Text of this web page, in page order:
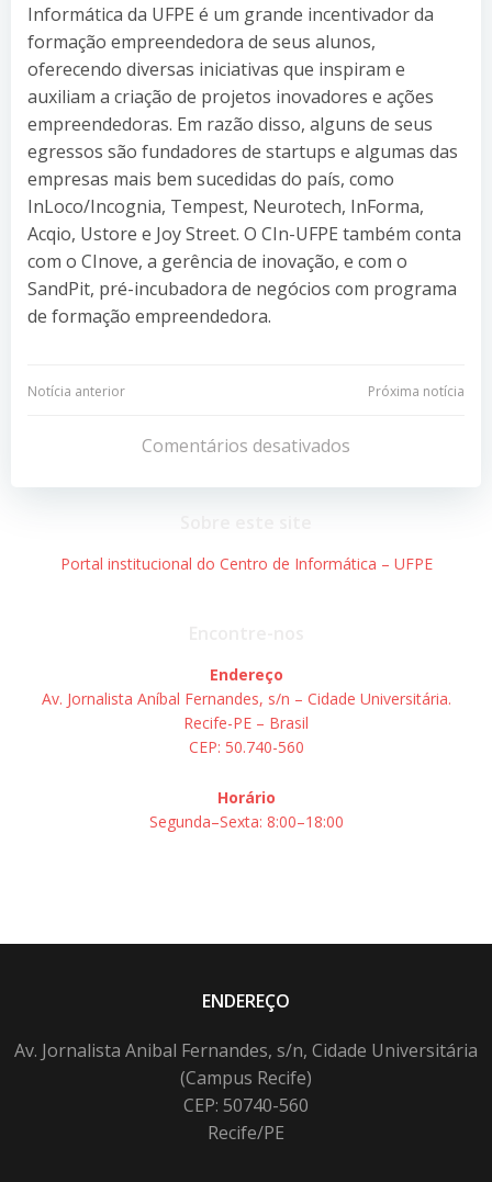
Informática da UFPE é um grande incentivador da
formação empreendedora de seus alunos,
oferecendo diversas iniciativas que inspiram e
auxiliam a criação de projetos inovadores e ações
empreendedoras. Em razão disso, alguns de seus
egressos são fundadores de startups e algumas das
empresas mais bem sucedidas do país, como
InLoco/Incognia, Tempest, Neurotech, InForma,
Acqio, Ustore e Joy Street. O CIn-UFPE também conta
com o CInove, a gerência de inovação, e com o
SandPit, pré-incubadora de negócios com programa
de formação empreendedora.
Navegação
Post
Notícia anterior
Navegação
de
Post
Próxima notícia
Comentários desativados
Portal institucional do Centro de Informática – UFPE
Endereço
Av. Jornalista Aníbal Fernandes, s/n – Cidade Universitária.
Recife-PE – Brasil
CEP: 50.740-560
Horário
Segunda–Sexta: 8:00–18:00
ENDEREÇO
Av. Jornalista Anibal Fernandes, s/n, Cidade Universitária
(Campus Recife)
CEP: 50740-560
Recife/PE